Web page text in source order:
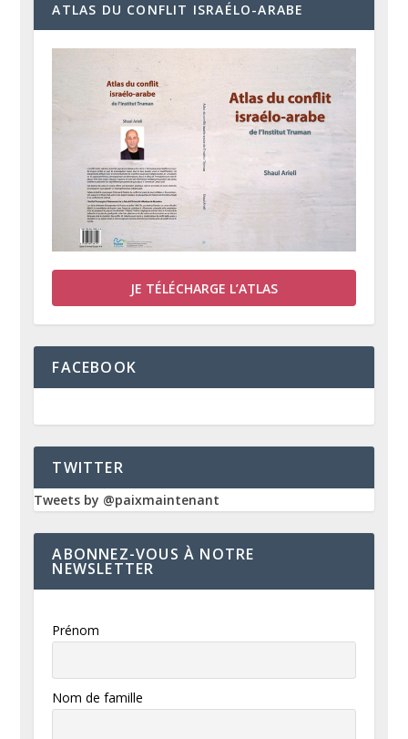
ATLAS DU CONFLIT ISRAÉLO-ARABE
JE TÉLÉCHARGE L’ATLAS
FACEBOOK
TWITTER
Tweets by @paixmaintenant
ABONNEZ-VOUS À NOTRE
NEWSLETTER
Prénom
Nom de famille